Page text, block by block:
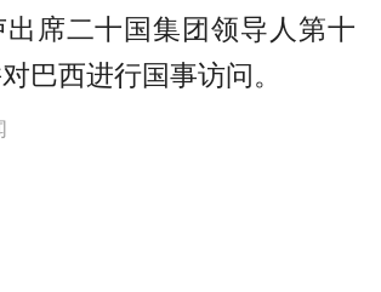
出席二十国集团领导人第十
巴西进行国事访问。